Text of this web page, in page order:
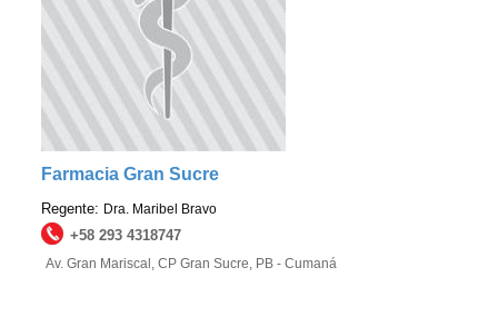
Farmacia Gran Sucre
Regente: Dra. Maribel Bravo
+58 293 4318747
Av. Gran Mariscal, CP Gran Sucre, PB - Cumaná